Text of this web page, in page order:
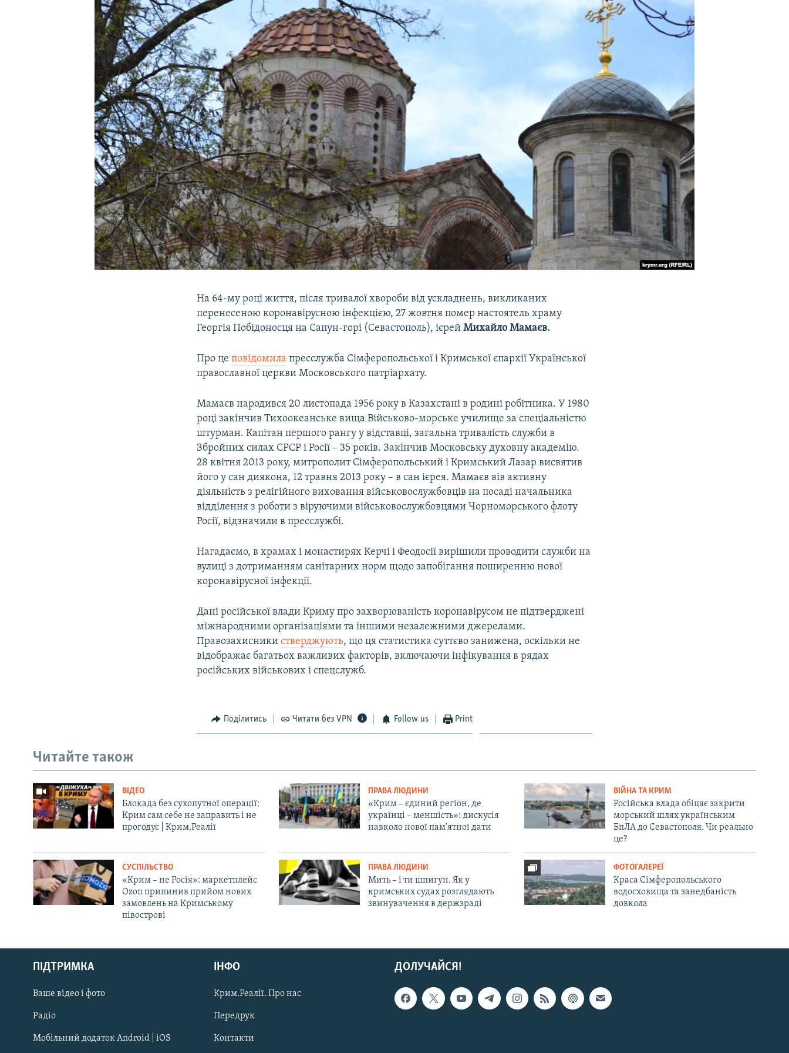
УКРАЇНСЬКА ПРОБЛЕМА КРИМУ
Русский
Qırımtatar
ДОЛУЧАЙСЯ!
На 64-му році життя, після тривалої хвороби від ускладнень, викликаних
перенесеною коронавірусною інфекцією, 27 жовтня помер настоятель храму
Георгія Побідоносця на Сапун-горі (Севастополь), ієрейМихайло Мамаєв.
Про цеповідомила пресслужба Сімферопольської і Кримської єпархії Української
православної церкви Московського патріархату.
Мамаєв народився 20 листопада 1956 року в Казахстані в родині робітника. У 1980
році закінчив Тихоокеанське вища Військово-морське училище за спеціальністю
штурман. Капітан першого рангу у відставці, загальна тривалість служби в
Збройних силах СРСР і Росії – 35 років. Закінчив Московську духовну академію.
28 квітня 2013 року, митрополит Сімферопольський і Кримський Лазар висвятив
його у сан диякона, 12 травня 2013 року – в сан ієрея. Мамаєв вів активну
діяльність з релігійного виховання військовослужбовців на посаді начальника
відділення з роботи з віруючими військовослужбовцями Чорноморського флоту
Росії, відзначили в пресслужбі.
Нагадаємо, в храмах і монастирях Керчі і Феодосії вирішили проводити служби на
вулиці з дотриманням санітарних норм щодо запобігання поширенню нової
коронавірусної інфекції.
Дані російської влади Криму про захворюваність коронавірусом не підтверджені
міжнародними організаціями та іншими незалежними джерелами.
Правозахисникистверджують, що ця статистика суттєво занижена, оскільки не
відображає багатьох важливих факторів, включаючи інфікування в рядах
російських військових і спецслужб.
Поділитись Читати без VPN Follow us Print
Читайте також
ВІДЕО
Блокада без сухопутної операції:
Крим сам себе не заправить і не
прогодує | Крим.Реалії
ПРАВА ЛЮДИНИ
«Крим – єдиний регіон, де
українці – меншість»: дискусія
навколо нової пам'ятної дати
ВІЙНА ТА КРИМ
Російська влада обіцяє закрити
морський шлях українським
БпЛА до Севастополя. Чи реально
це?
СУСПІЛЬСТВО
«Крим – не Росія»: маркетплейс
Ozon припинив прийом нових
замовлень на Кримському
півострові
ПРАВА ЛЮДИНИ
Мить – і ти шпигун. Як у
кримських судах розглядають
звинувачення в держзраді
ФОТОГАЛЕРЕЇ
Краса Сімферопольського
водосховища та занедбаність
довкола
ДОЛУЧАЙСЯ!
ПІДТРИМКА
Ваше відео і фото
Радіо
Мобільний додаток Android | iOS
ІНФО
Крим.Реалії. Про нас
Передрук
Контакти